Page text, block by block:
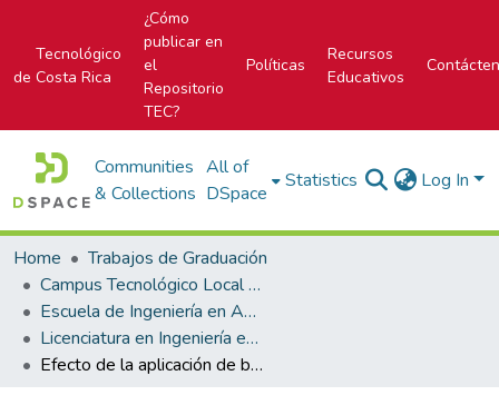
Tecnológico
de Costa Rica
¿Cómo
publicar en
el
Repositorio
TEC?
Políticas
Recursos
Educativos
Communities
& Collections
All of
DSpace
Statistics Log In
Home
Trabajos de Graduación
Campus Tecnológico Local San Carlos
Escuela de Ingeniería en Agronomía
Licenciatura en Ingeniería en Agronomía
Efecto de la aplicación de bioestimulantes en el crecimiento y rendimiento de un híbrido y una variedad de maíz (Zea mays) en Santa Clara de San Carlos, Alajuela Costa Rica